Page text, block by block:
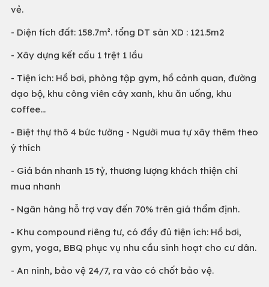
vẻ.
- Diện tích đất: 158.7m². tổng DT sàn XD : 121.5m2
- Xây dựng kết cấu 1 trệt 1 lầu
- Tiện ích: Hồ bơi, phòng tập gym, hồ cảnh quan, đường
dạo bộ, khu công viên cây xanh, khu ăn uống, khu
coffee...
- Biệt thự thô 4 bức tường - Người mua tự xây thêm theo
ý thích
- Giá bán nhanh 15 tỷ, thương lượng khách thiện chí
mua nhanh
- Ngân hàng hỗ trợ vay đến 70% trên giá thẩm định.
- Khu compound riêng tư, có đầy đủ tiện ích: Hồ bơi,
gym, yoga, BBQ phục vụ nhu cầu sinh hoạt cho cư dân.
- An ninh, bảo vệ 24/7, ra vào có chốt bảo vệ.